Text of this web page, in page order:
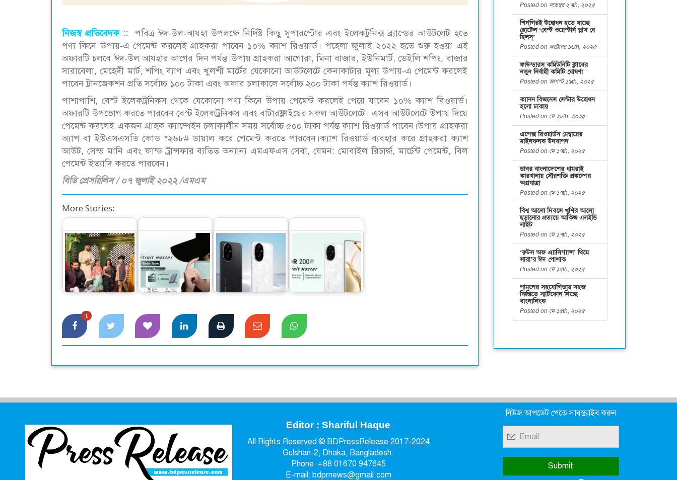
নিজস্ব প্রতিবেদক :: পবিত্র ঈদ-উল-আযহা উপলক্ষে নির্দিষ্ট কিছু সুপারস্টোর এবং ইলেকট্রনিক্স ব্র্যান্ডের আউটলেট হতে
পণ্য কিনে উপায়-এ পেমেন্ট করলেই গ্রাহকরা পাবেন ১০% ক্যাশ রিওয়ার্ড। পহেলা জুলাই ২০২২ হতে শুরু হওয়া এই
অফারটি চলবে ঈদ-উল আযহার আগের দিন পর্যন্ত।উপায় গ্রাহকরা আগোরা, মিনা বাজার, ইউনিমার্ট, ডেইলি শপিং, বাজার
সারাবেলা, মেহেদী মার্ট, শপিং ব্যাগ এবং খুলশী মার্টের যেকোনো আউটলেটে কেনাকাটার মূল্য উপায়-এ পেমেন্ট করলেই
পাবেন ট্রানজেকশন প্রতি সর্বোচ্চ ১০০ টাকা এবং অফার চলাকালে সর্বোচ্চ ২০০ টাকা পর্যন্ত ক্যাশ রিওয়ার্ড।
পাশাপাশি, বেস্ট ইলেকট্রনিকস থেকে যেকোনো পণ্য কিনে উপায় পেমেন্ট করলেই পেয়ে যাবেন ১০% ক্যাশ রিওয়ার্ড।
অফারটি উপভোগ করতে পারবেন বেস্ট ইলেকট্রনিকস এবং বাটারফ্লাইয়ের সকল আউটলেটে। এসব আউটলেটে উপায় দিয়ে
পেমেন্ট করলেই একজন গ্রাহক ক্যাম্পেইন চলাকালীন সময় সর্বোচ্চ ৫০০ টাকা পর্যন্ত ক্যাশ রিওয়ার্ড পাবেন।উপায় গ্রাহকরা
অ্যাপ বা ইউএসএসডি কোড *২৬৮# ডায়াল করে পেমেন্ট করতে পারবেন।ক্যাশ রিওয়ার্ড ব্যবহার করে গ্রাহকরা ক্যাশ
আউট, সেন্ড মানি এবং ফান্ড ট্রান্সফার ব্যতিত অন্যান্য এমএফএস সেবা, যেমন: মোবাইল রিচার্জ, মার্চেন্ট পেমেন্ট, বিল
পেমেন্ট ইত্যাদি করতে পারবেন।
বিডি প্রেসরিলিস / ০৭ জুলাই ২০২২ /এমএম
More Stories:
সারা’র ঈদুল আযহা
আয়োজন
অনার ২০০ এবং ২০০
প্রো প্রি-বুকিংয়ে দুর্দান্ত
অফার
অনার ২০০ সিরিজের
ফার্স্টসেল শুরু
বাজার মাতাতে অনার
নিয়ে আসছে এআই
পোট্রেইট মাস্টার…
1
Posted on নভেম্বর ২৭th, ২০২৫
শিগগিরই উদ্বোধন হতে যাচ্ছে
হোটেল ‘বেস্ট ওয়েস্টার্ন প্লাস বে
হিলস্’
Posted on অক্টোবর ১৬th, ২০২৫
ফাউন্ডারস কমিউনিটি ক্লাবের
নতুন নির্বাহী কমিটি ঘোষণা
Posted on আগস্ট ১৯th, ২০২৫
ক্যানন বিজনেস সেন্টার উদ্বোধন
হলো ঢাকায়
Posted on মে ২৮th, ২০২৫
এপেক্স রিওয়ার্ডস মেম্বারের
মাইলফলক উদযাপন
Posted on মে ১৭th, ২০২৫
ডাবর বাংলাদেশের ধামরাই
কারখানায় সৌরশক্তি প্রকল্পের
অগ্রযাত্রা
Posted on মে ১৭th, ২০২৫
বিশ্ব আলো দিবসে খুশির আলো
ছড়ানোর প্রত্যয়ে আকিজ এলইডি
লাইট
Posted on মে ১৭th, ২০২৫
‘রুটস অফ এ্যালিগ্যান্স’ থিমে
সারা’র ঈদ পোশাক
Posted on মে ১৫th, ২০২৫
পামপের সহযোগিতায় সহজ
কিস্তিতে স্মার্টফোন দিচ্ছে
বাংলালিংক
Posted on মে ১৫th, ২০২৫
Editor : Shariful Haque
All Rights Reserved © BDPressRelease 2017-2024
Gulshan-2, Dhaka, Bangladesh.
Phone: +88 01670 947645
E-mail: bdprnews@gmail.com
নিউজ আপডেট পেতে সাবস্ক্রাইব করুন